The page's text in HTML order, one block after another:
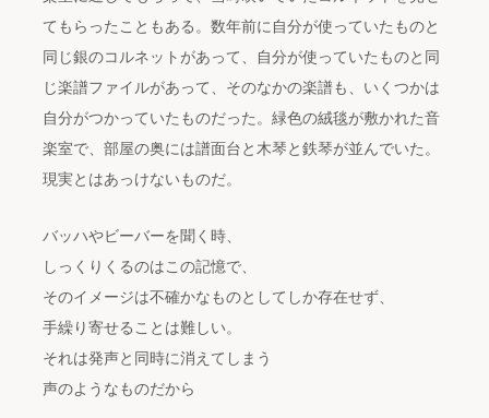
てもらったこともある。数年前に自分が使っていたものと
同じ銀のコルネットがあって、自分が使っていたものと同
じ楽譜ファイルがあって、そのなかの楽譜も、いくつかは
自分がつかっていたものだった。緑色の絨毯が敷かれた音
楽室で、部屋の奥には譜面台と木琴と鉄琴が並んでいた。
現実とはあっけないものだ。
バッハやビーバーを聞く時、
しっくりくるのはこの記憶で、
そのイメージは不確かなものとしてしか存在せず、
手繰り寄せることは難しい。
それは発声と同時に消えてしまう
声のようなものだから